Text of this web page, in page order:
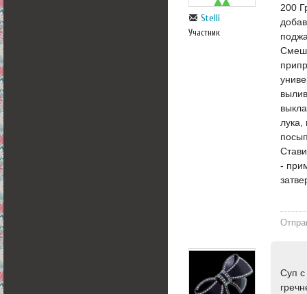
Stelli
Участник
200
-
Суп с